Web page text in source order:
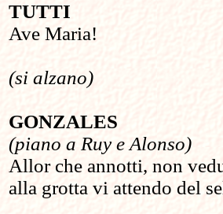
TUTTI
Ave Maria!
(si alzano)
GONZALES
(piano a Ruy e Alonso)
Allor che annotti, non
alla grotta vi attendo del